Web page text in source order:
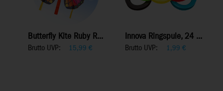
Butterfly Kite Ruby R...
Brutto UVP: 15,99 €
Innova Ringspule, 24 ...
Brutto UVP: 1,99 €